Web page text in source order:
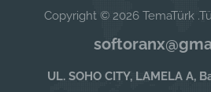
Copyright © 2026 TemaTürk
UL. SOHO CITY, LAMELA A,